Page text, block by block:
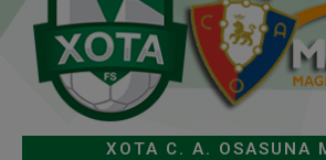
XOTA C. A. OSASUNA